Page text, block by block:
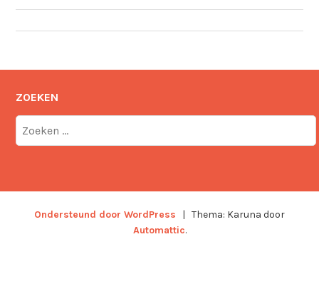
BERICHTNAVIGATIE
ZOEKEN
Zoeken
naar:
Ondersteund door WordPress | Thema: Karuna door
Automattic.